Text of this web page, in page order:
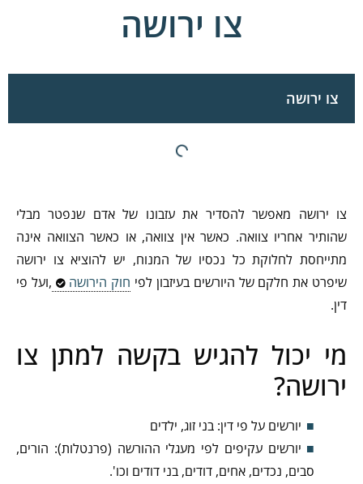
צו ירושה
צו ירושה
צו ירושה מאפשר להסדיר את עזבונו של אדם שנפטר מבלי
שהותיר אחריו צוואה. כאשר אין צוואה, או כאשר הצוואה אינה
מתייחסת לחלוקת כל נכסיו של המנוח, יש להוציא צו ירושה
שיפרט את חלקם של היורשים בעיזבון לפי חוק הירושה
,ועל פי
דין.
מי יכול להגיש בקשה למתן צו
ירושה?
יורשים על פי דין: בני זוג, ילדים
יורשים עקיפים לפי מעגלי ההורשה (פרנטלות): הורים,
סבים, נכדים, אחים, דודים, בני דודים וכו'.